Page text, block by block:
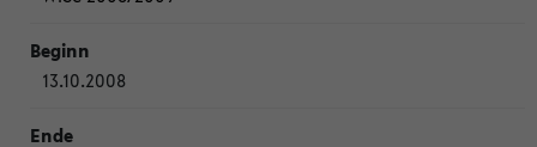
13.10.2008